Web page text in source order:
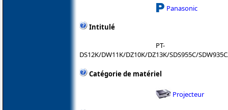
Panasonic
Intitulé
PT-
DS12K/DW11K/DZ10K/DZ13K/SDS955C/
Catégorie de matériel
Projecteur